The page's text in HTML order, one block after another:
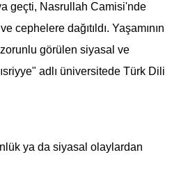
geçti, Nasrullah Camisi'nde
dağıtıldı. Yaşamının
görülen siyasal ve
adlı üniversitede Türk Dili
ya da siyasal olaylardan